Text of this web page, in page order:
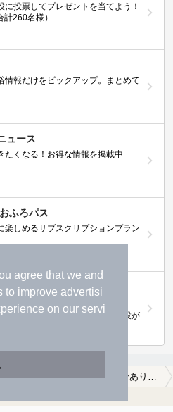
agree that we and
to improve advertisi
on our servi
に投票してプレゼントを当てよう！
計260名様）
情報だけをピックアップ。まとめて
ュース
たくなる！お得な情報を掲載中
ふろパス
楽しめるサブスクリプションプラン
フスタイル株主優待のご案
気の温浴施設に行こう！対象施設が
浜市保土ケ谷区